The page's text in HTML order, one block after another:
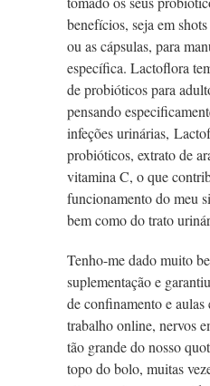
benefícios, seja em
ou as cápsulas, para
específica. Lactoflora
de probióticos para
pensando
infeções urinárias,
probióticos, extrato de
vitamina C, o que
funcionamento do meu
bem como do trato
Tenho-me dado muito
suplementação e
de confinamento e aulas
trabalho online, nervos
tão grande do nosso
topo do bolo, muitas